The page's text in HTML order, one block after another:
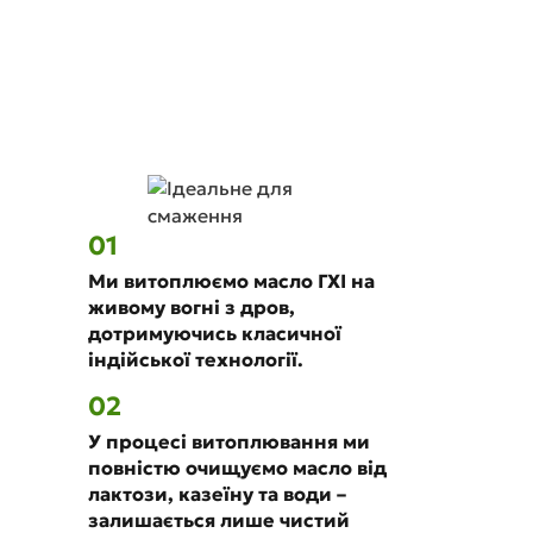
01
Ми витоплюємо масло ГХІ на
живому вогні з дров,
дотримуючись класичної
індійської технології.
02
У процесі витоплювання ми
повністю очищуємо масло від
лактози, казеїну та води –
залишається лише чистий